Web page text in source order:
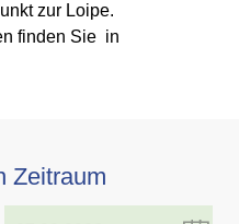
zur Loipe.
finden Sie in
Zeitraum